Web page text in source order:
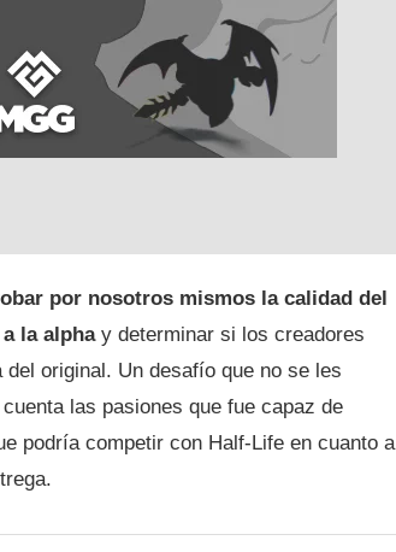
por nosotros mismos la calidad del
la alphay determinar si los creadores
original. Un desafío que no se les
las pasiones que fue capaz de
podría competir con Half-Life en cuanto a